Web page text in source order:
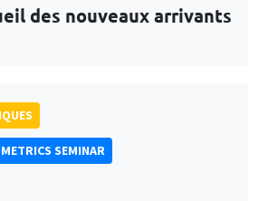
des nouveaux arrivants
SEMINAR